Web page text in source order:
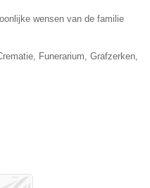
wensen van de familie
Funerarium, Grafzerken,